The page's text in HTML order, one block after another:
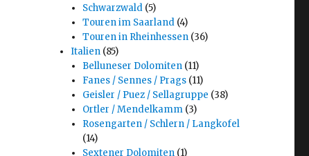
Schwarzwald(5)
Touren im Saarland(4)
Touren in Rheinhessen(36)
Italien (85)
Belluneser Dolomiten(11)
Fanes / Sennes / Prags(11)
Geisler / Puez / Sellagruppe (38)
Ortler / Mendelkamm(3)
Rosengarten / Schlern / Langkofel
(14)
Sextener Dolomiten(1)